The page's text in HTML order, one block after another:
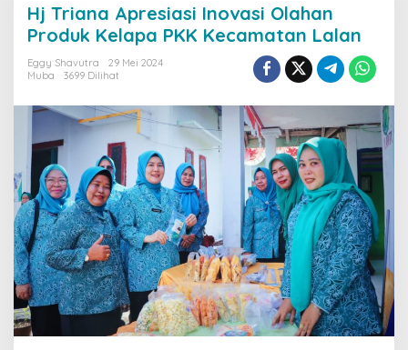
T
r
i
a
A
p
e
s
i
a
s
i
I
n
o
v
a
s
Hj Triana Apresiasi Inovasi Olahan
Produk Kelapa PKK Kecamatan Lalan
Eggy Shavutra
29 Mei 2024
Muba
3699 Dilihat